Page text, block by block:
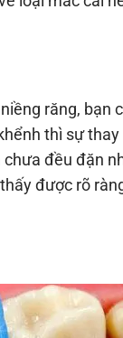
răng, bạn
thì sự
đều đặn
được rõ